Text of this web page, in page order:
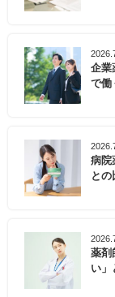
企業
で働
病院
と
薬剤
い」